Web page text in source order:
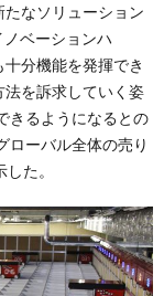
なソリューション
ベーションハ
分機能を発揮でき
を訴求していく姿
きるようになるとの
ローバル全体の売り
た。